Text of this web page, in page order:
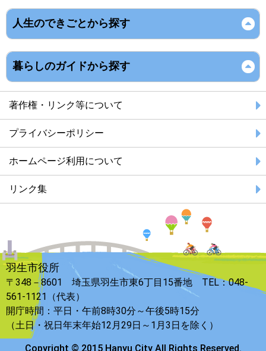
人生のできごとから探す
暮らしのガイドから探す
著作権・リンク等について
プライバシーポリシー
ホームページ利用について
リンク集
羽生市役所
〒348－8601 埼玉県羽生市東6丁目15番地 TEL：048-
561-1121（代表）
開庁時間：平日・午前8時30分～午後5時15分
（土日・祝日年末年始12月29日～1月3日を除く）
Copyright © 2015 Hanyu City All Rights Reserved.